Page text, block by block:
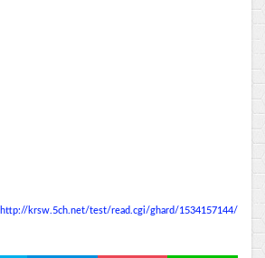
http://krsw.5ch.net/test/read.cgi/ghard/1534157144/